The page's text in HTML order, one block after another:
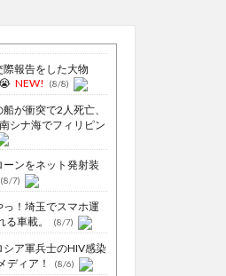
際報告をした大物
NEW! (8/8)
が衝突で2人死亡、
シナ海でフィリピン
ーンをネット発射装
(8/7)
っ！埼玉でスマホ運
車載。
(8/7)
ア軍兵士のHIV感染
ディア！
(8/6)